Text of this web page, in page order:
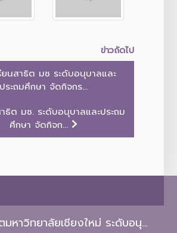
ข่าวถัดไป
ยนสาธิต มช ระดับอนุบาลและ
ประถมศึกษา จัดกิจกร...
าธิต มช. ระดับอนุบาลและประถม
ศึกษา จัดกิจก...
โรงเรียนสาธิตมหาวิทยาลัยเชียงใหม่ ระดับอนุบาลและประถมศึกษา